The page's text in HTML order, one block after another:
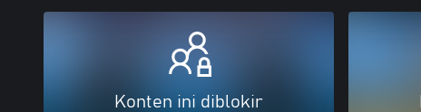
Konten ini diblokir